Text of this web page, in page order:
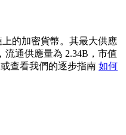
的加密貨幣。其最大供應
流通供應量為 2.34B，市值
或查看我們的逐步指南 如何